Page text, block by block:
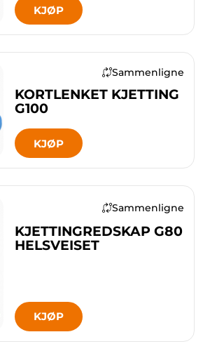
KJØP
Sammenligne
KORTLENKET KJETTING
G100
KJØP
Sammenligne
KJETTINGREDSKAP G80
HELSVEISET
KJØP